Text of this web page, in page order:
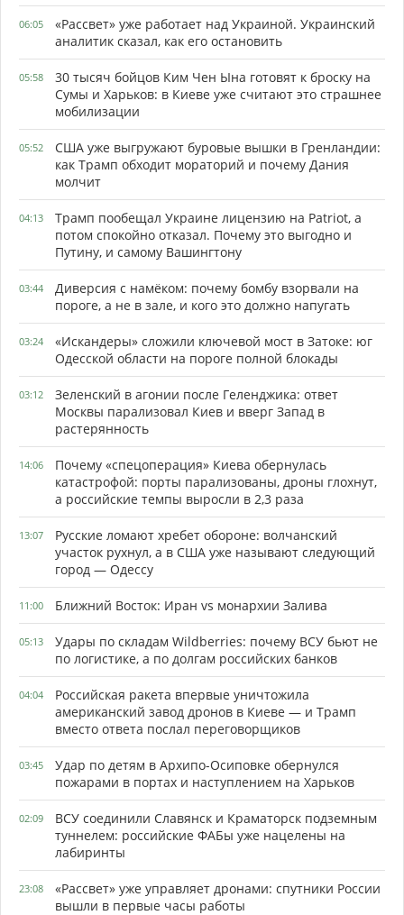
06:05
«Рассвет» уже работает над Украиной. Украинский
аналитик сказал, как его остановить
05:58
30 тысяч бойцов Ким Чен Ына готовят к броску на
Сумы и Харьков: в Киеве уже считают это страшнее
мобилизации
05:52
США уже выгружают буровые вышки в Гренландии:
как Трамп обходит мораторий и почему Дания
молчит
04:13
Трамп пообещал Украине лицензию на Patriot, а
потом спокойно отказал. Почему это выгодно и
Путину, и самому Вашингтону
03:44
Диверсия с намёком: почему бомбу взорвали на
пороге, а не в зале, и кого это должно напугать
03:24
«Искандеры» сложили ключевой мост в Затоке: юг
Одесской области на пороге полной блокады
03:12
Зеленский в агонии после Геленджика: ответ
Москвы парализовал Киев и вверг Запад в
растерянность
14:06
Почему «спецоперация» Киева обернулась
катастрофой: порты парализованы, дроны глохнут,
а российские темпы выросли в 2,3 раза
13:07
Русские ломают хребет обороне: волчанский
участок рухнул, а в США уже называют следующий
город — Одессу
11:00 Ближний Восток: Иран vs монархии Залива
05:13
Удары по складам Wildberries: почему ВСУ бьют не
по логистике, а по долгам российских банков
04:04
Российская ракета впервые уничтожила
американский завод дронов в Киеве — и Трамп
вместо ответа послал переговорщиков
03:45
Удар по детям в Архипо-Осиповке обернулся
пожарами в портах и наступлением на Харьков
02:09
ВСУ соединили Славянск и Краматорск подземным
туннелем: российские ФАБы уже нацелены на
лабиринты
23:08
«Рассвет» уже управляет дронами: спутники России
вышли в первые часы работы